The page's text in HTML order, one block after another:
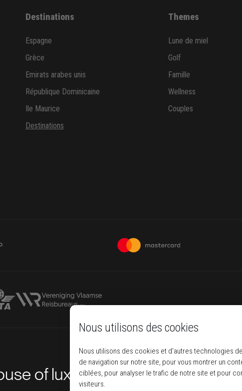
Nous utilisons des cookies
Nous utilisons des cookies et d'autres technologies
de navigation sur notre site, pour vous montrer un
ciblées, pour analyser le trafic de notre site et pour
visiteurs.
Destinations
Espagne
Grèce
Emirats arabes unis
République Dominicaine
Ile Maurice
Destinations
Themes
Lune de miel
Golf
Famille
Wellness
Couples
of luxury travel